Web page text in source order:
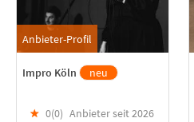
Anbieter-Profil
Impro Köln neu
★ 0(0) Anbieter seit 2026